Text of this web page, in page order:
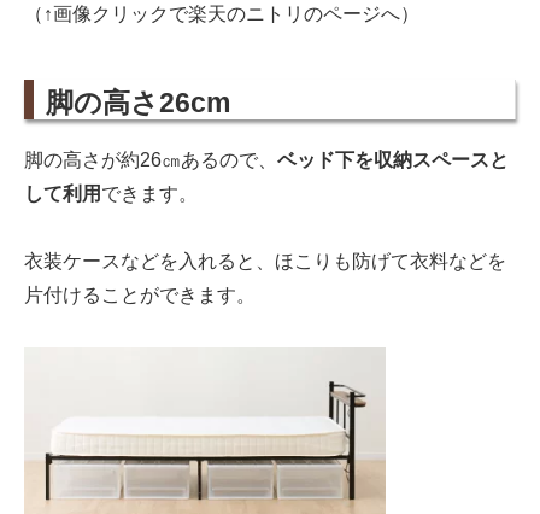
（↑画像クリックで楽天のニトリのページへ）
脚の高さ26cm
脚の高さが約26㎝あるので、 ベッド下を収納スペースと
して利用 できます。
衣装ケースなどを入れると、ほこりも防げて衣料などを
片付けることができます。